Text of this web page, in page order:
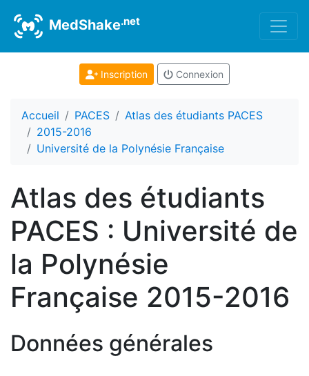
MedShake.net
Inscription Connexion
Accueil PACES
Atlas des étudiants PACES
2015-2016
Université de la Polynésie Française
Atlas des étudiants
PACES : Université de
la Polynésie
Française 2015-2016
Données générales